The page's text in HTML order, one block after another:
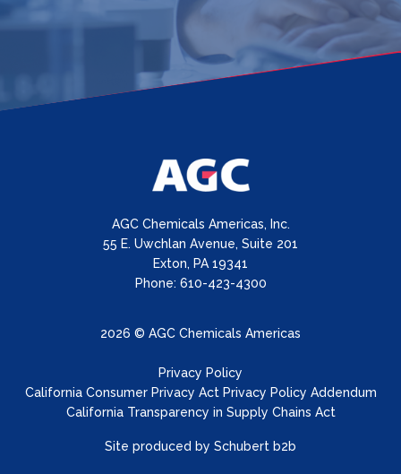
AGC Chemicals Americas, Inc.
55 E. Uwchlan Avenue, Suite 201
Exton, PA 19341
Phone: 610-423-4300
2026 © AGC Chemicals Americas
Privacy Policy
California Consumer Privacy Act Privacy Policy Addendum
California Transparency in Supply Chains Act
Site produced by Schubert b2b